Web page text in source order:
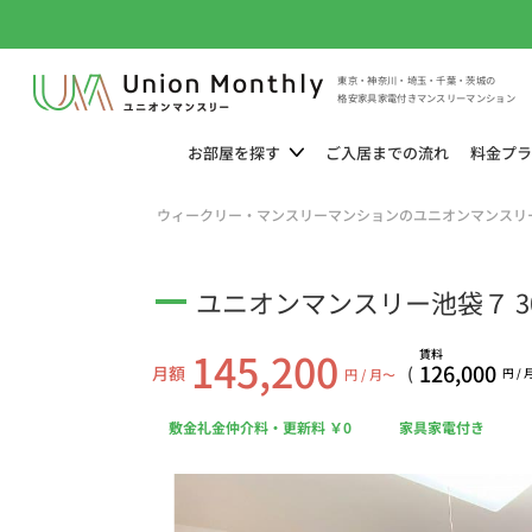
東京・神奈川・埼玉・千葉・茨城の
格安家具家電付きマンスリーマンション
お部屋を探す ご入居までの流れ 料金プ
ウィークリー・マンスリーマンションのユニオンマンスリ
ユニオンマンスリー池袋７
月額 145,200 円 / 月〜 (
賃料
126,000 円 /
敷金礼金仲介料・更新料 ￥0 家具家電付き